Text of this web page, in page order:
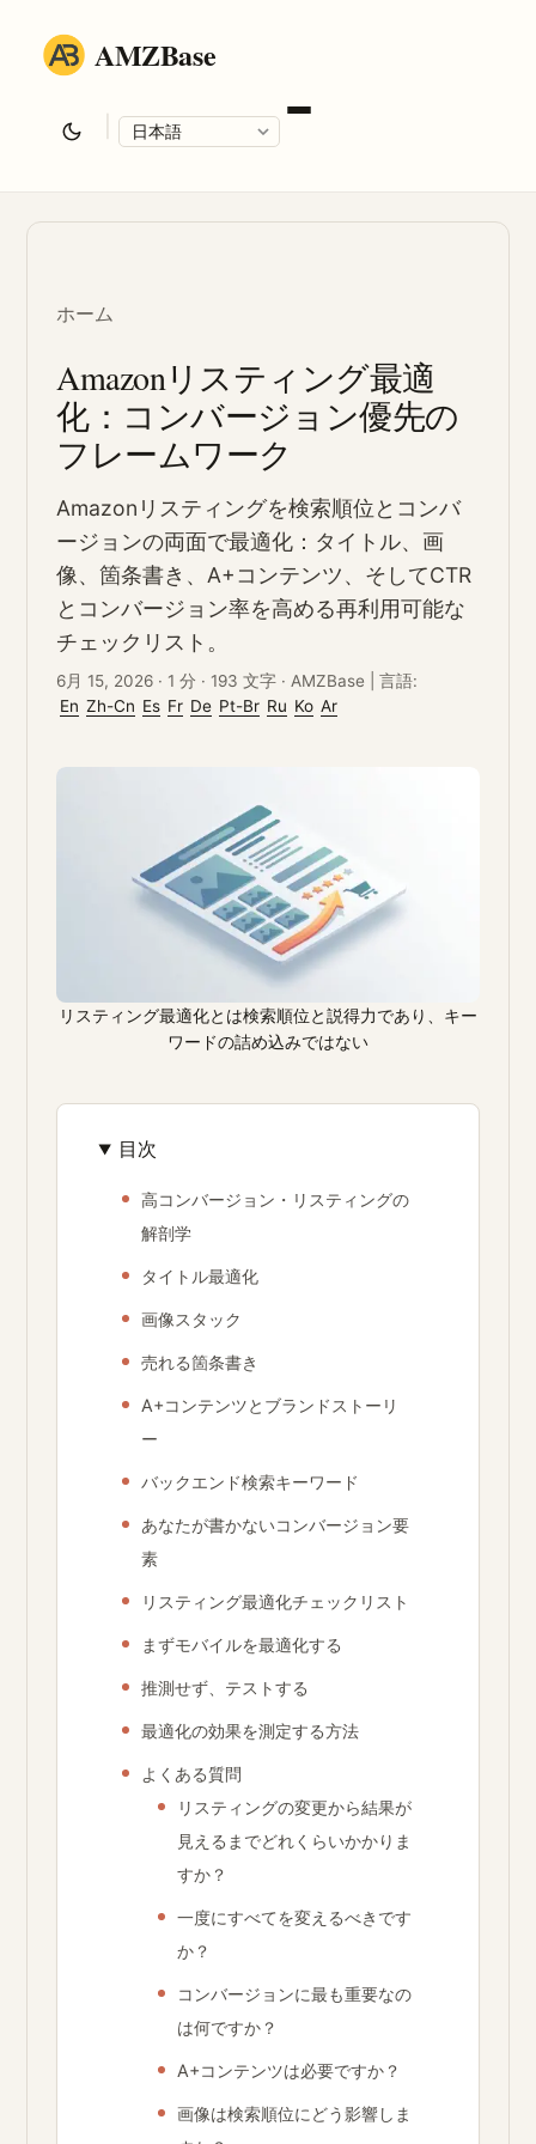
AMZBase
ホーム
Amazonリスティング最適
化：コンバージョン優先の
フレームワーク
Amazonリスティングを検索順位とコンバ
ージョンの両面で最適化：タイトル、画
像、箇条書き、A+コンテンツ、そしてCTR
とコンバージョン率を高める再利用可能な
チェックリスト。
6月 15, 2026 ·1 分 ·193 文字 · AMZBase |言語:
En Zh-Cn Es Fr De Pt-Br Ru Ko Ar
リスティング最適化とは検索順位と説得力であり、キー
ワードの詰め込みではない
目次
高コンバージョン・リスティングの
解剖学
タイトル最適化
画像スタック
売れる箇条書き
A+コンテンツとブランドストーリ
ー
バックエンド検索キーワード
あなたが書かないコンバージョン要
素
リスティング最適化チェックリスト
まずモバイルを最適化する
推測せず、テストする
最適化の効果を測定する方法
よくある質問
リスティングの変更から結果が
見えるまでどれくらいかかりま
すか？
一度にすべてを変えるべきです
か？
コンバージョンに最も重要なの
は何ですか？
A+コンテンツは必要ですか？
画像は検索順位にどう影響しま